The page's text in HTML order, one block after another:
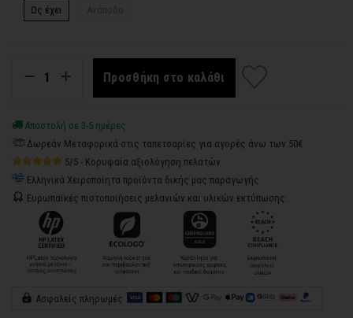
Ως έχει
Προσθήκη στο καλάθι
Αποστολή σε 3-5 ημέρες
Δωρεάν Μεταφορικά στις ταπετσαρίες για αγορές άνω των 50€
5/5 - Κορυφαία αξιολόγηση πελατών
Ελληνικά Χειροποίητα προϊόντα δικής μας παραγωγής
Ευρωπαϊκές πιστοποιήσεις μελανιών και υλικών εκτύπωσης:
Ασφαλείς πληρωμές